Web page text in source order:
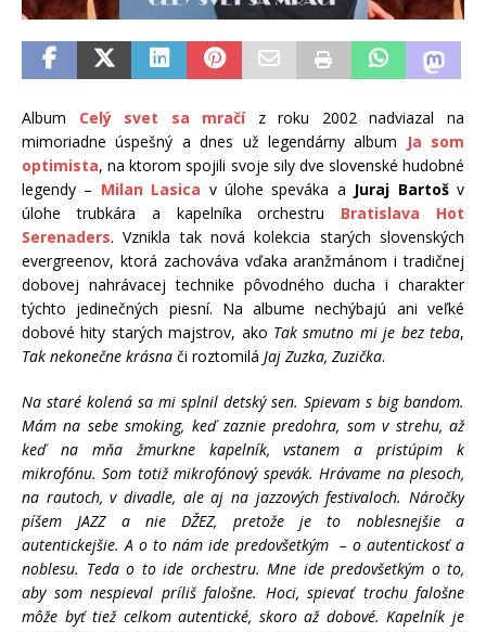
Album Celý svet sa mračíz roku 2002 nadviazal na
mimoriadne úspešný a dnes už legendárny album
Ja som
optimista, na ktorom spojili svoje sily dve slovenské hudobné
legendy – Milan Lasica v úlohe speváka a Juraj Bartošv
úlohe trubkára a kapelníka orchestru Bratislava Hot
Serenaders. Vznikla tak nová kolekcia starých slovenských
evergreenov, ktorá zachováva vďaka aranžmánom i tradičnej
dobovej nahrávacej technike pôvodného ducha i charakter
týchto jedinečných piesní. Na albume nechýbajú ani veľké
dobové hity starých majstrov, ako Tak smutno mi je bez teba,
Tak nekonečne krásna či roztomilá Jaj Zuzka, Zuzička.
Na staré kolená sa mi splnil detský sen. Spievam s big bandom.
Mám na sebe smoking, keď zaznie predohra, som v strehu, až
keď na mňa žmurkne kapelník, vstanem a pristúpim k
mikrofónu. Som totiž mikrofónový spevák. Hrávame na plesoch,
na rautoch, v divadle, ale aj na jazzových festivaloch. Náročky
píšem JAZZ a nie DŽEZ, pretože je to noblesnejšie a
autentickejšie. A o to nám ide predovšetkým – o autentickosť a
noblesu. Teda o to ide orchestru. Mne ide predovšetkým o to,
aby som nespieval príliš falošne. Hoci, spievať trochu falošne
môže byť tiež celkom autentické, skoro až dobové. Kapelník je